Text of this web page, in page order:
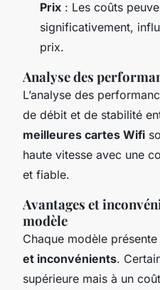
Prix : Les coûts
significativement,
prix.
Analyse des
L’analyse des
de débit et de stabilité
meilleures cartes Wifi
haute vitesse avec une
et fiable.
Avantages et
modèle
Chaque modèle
et inconvénients.
supérieure mais à un